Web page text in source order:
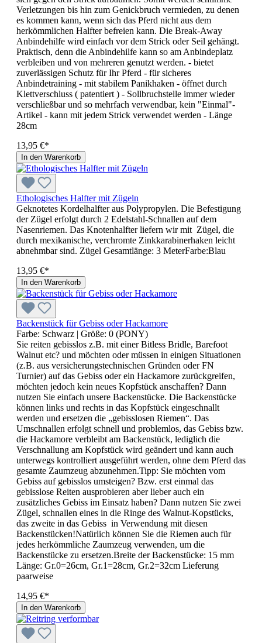
Verletzungen bis hin zum Genickbruch vermieden, zu denen
es kommen kann, wenn sich das Pferd nicht aus dem
herkömmlichen Halfter befreien kann. Die Break-Away
Anbindehilfe wird einfach vor dem Strick oder Seil gehängt.
Praktisch, denn die Anbindehilfe kann so am Anbindeplatz
verbleiben und von mehreren genutzt werden. - bietet
zuverlässigen Schutz für Ihr Pferd - für sicheres
Anbindetraining - mit stabilem Panikhaken - öffnet durch
Klettverschluss ( patentiert ) - Sollbruchstelle immer wieder
verschließbar und so mehrfach verwendbar, kein "Einmal"-
Artikel - kann mit jedem Strick verwendet werden - Länge
28cm
13,95 €*
In den Warenkorb
Ethologisches Halfter mit Zügeln
Geknotetes Kordelhalfter aus Polypropylen. Die Befestigung
der Zügel erfolgt durch 2 Edelstahl-Schnallen auf dem
Nasenriemen. Das Knotenhalfter liefern wir mit Zügel, die
durch mexikanische, verchromte Zinkkarabinerhaken leicht
abnehmbar sind. Zügel Gesamtlänge: 3 MeterFarbe:Blau
13,95 €*
In den Warenkorb
Backenstück für Gebiss oder Hackamore
Farbe: Schwarz | Größe: 0 (PONY)
Sie reiten gebisslos z.B. mit einer Bitless Bridle, Barefoot
Walnut etc? und möchten oder müssen in einigen Situationen
(z.B. aus versicherungstechnischen Gründen oder FN
Turnier) auf das Gebiss oder ein Hackamore zurückgreifen,
möchten jedoch kein neues Kopfstück anschaffen? Dann
nutzen Sie einfach unsere Backenstücke. Die Backenstücke
können links und rechts in das Kopfstück eingeschnallt
werden und ersetzen die „gebisslosen Riemen“. Das
Umschnallen erfolgt schnell und problemlos, das Gebiss bzw.
die Hackamore verbleibt am Backenstück, lediglich die
Verschnallung am Kopfstück wird geändert und kann auch
unterwegs kontrolliert ausgeführt werden, ohne dem Pferd das
gesamte Zaumzeug abzunehmen.Tipp: Sie möchten vom
Gebiss auf gebisslos umsteigen? Bzw. erst einmal das
gebisslose Reiten ausprobieren aber lieber auch ein
zusätzliches Gebiss im Einsatz haben? Dann nutzen Sie zwei
Zügel, schnallen eines in die Ringe des Walnut-Kopstücks,
das zweite in das Gebiss in Verwendung mit diesen
Backenstücken!Natürlich können Sie die Riemen auch für
jedes herkömmliche Zaumzeug verwenden, um die
Backenstücke zu ersetzen.Breite der Backenstücke: 15 mm
Länge: Gr.0=26cm, Gr.1=28cm, Gr.2=32cm Lieferung
paarweise
14,95 €*
In den Warenkorb